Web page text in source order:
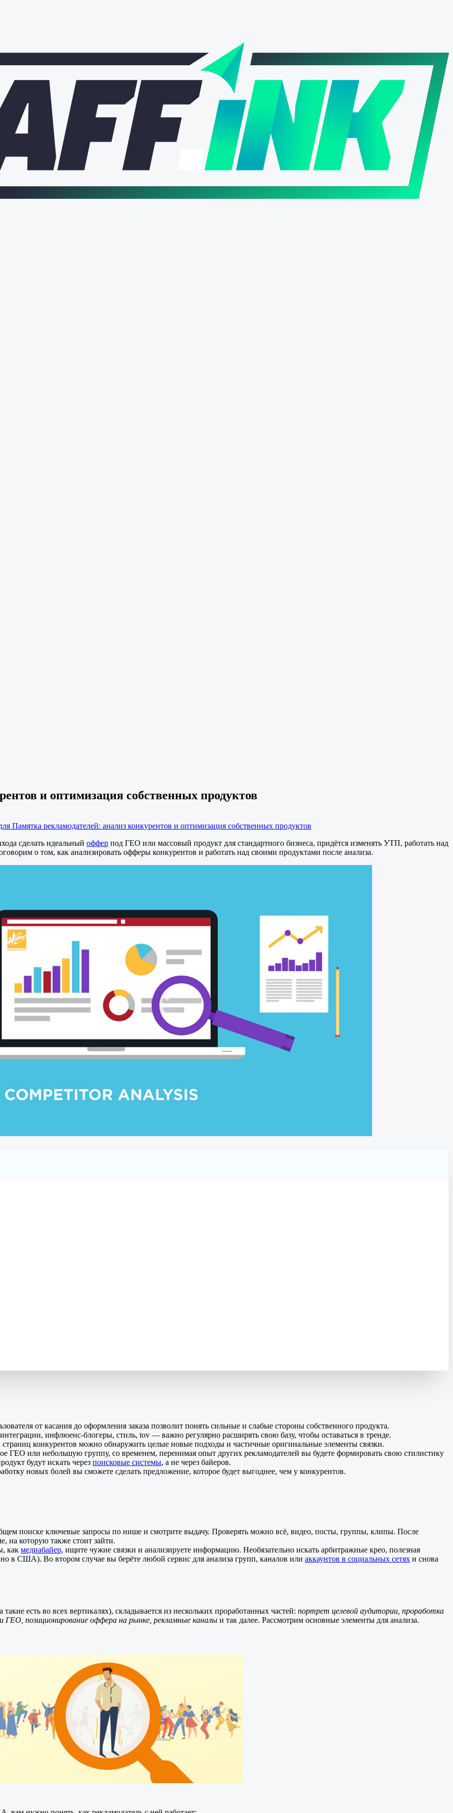
и оптимизация собственных продуктов
Памятка рекламодателей: анализ конкурентов и оптимизация собственных продуктов
сделать идеальный оффер под ГЕО или массовый продукт для стандартного бизнеса, придётся изменять УТП, работать над
о том, как анализировать офферы конкурентов и работать над своими продуктами после анализа.
от касания до оформления заказа позволит понять сильные и слабые стороны собственного продукта.
инфлюенс-блогеры, стиль, tov — важно регулярно расширять свою базу, чтобы оставаться в тренде.
конкурентов можно обнаружить целые новые подходы и частичные оригинальные элементы связки.
ГЕО или небольшую группу, со временем, перенимая опыт других рекламодателей вы будете формировать свою стилистику
будут искать через поисковые системы, а не через байеров.
новых болей вы сможете сделать предложение, которое будет выгоднее, чем у конкурентов.
поиске ключевые запросы по нише и смотрите выдачу. Проверять можно всё, видео, посты, группы, клипы. После
на которую также стоит зайти.
как медиабайер, ищите чужие связки и анализируете информацию. Необязательно искать арбитражные крео, полезная
в США). Во втором случае вы берёте любой сервис для анализа групп, каналов или аккаунтов в социальных сетях и снова
есть во всех вертикалях), складывается из нескольких проработанных частей: портрет целевой аудитории, проработка
ГЕО, позиционирование оффера на рынке, рекламные каналы и так далее. Рассмотрим основные элементы для анализа.